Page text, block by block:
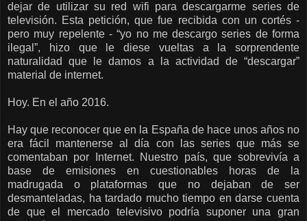
dejar de utilizar su red wifi para descargarme series de
televisión. Esta petición, que fue recibida con un cortés -
pero muy repelente - “yo no me descargo series de forma
ilegal”, hizo que le diese vueltas a la sorprendente
naturalidad que le damos a la actividad de “descargar”
material de internet.
Hoy. En el año 2016.
Hay que reconocer que en la España de hace unos años no
era fácil mantenerse al día con las series que más se
comentaban por Internet. Nuestro país, que sobrevivía a
base de emisiones en cuestionables horas de la
madrugada o plataformas que no dejaban de ser
desmanteladas, ha tardado mucho tiempo en darse cuenta
de que el mercado televisivo podría suponer una gran